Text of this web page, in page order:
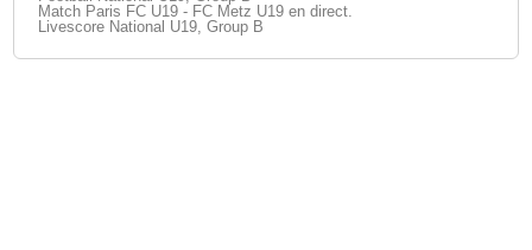
Match Paris FC U19 - FC Metz U19 en direct.
Livescore National U19, Group B